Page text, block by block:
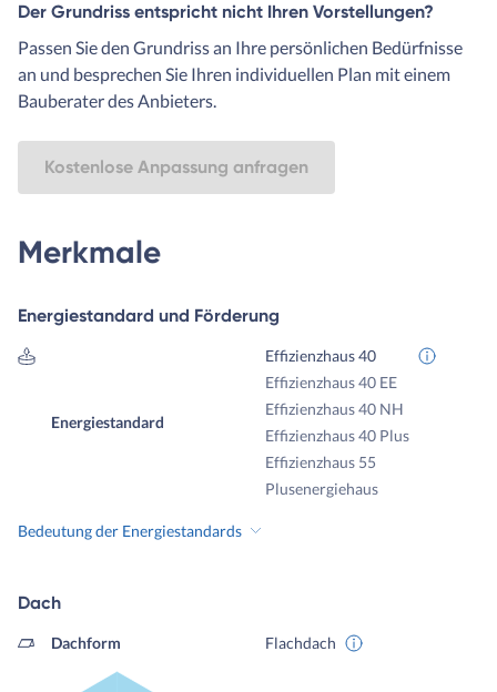
Der Grundriss entspricht nicht Ihren Vorstellungen?
Passen Sie den Grundriss an Ihre persönlichen Bedürfnisse
an und besprechen Sie Ihren individuellen Plan mit einem
Bauberater des Anbieters.
Kostenlose Anpassung anfragen
Merkmale
Energiestandard und Förderung
Energiestandard
Effizienzhaus 40
Effizienzhaus 40 EE
Effizienzhaus 40 NH
Effizienzhaus 40 Plus
Effizienzhaus 55
Plusenergiehaus
Bedeutung der Energiestandards
Dach
Dachform Flachdach